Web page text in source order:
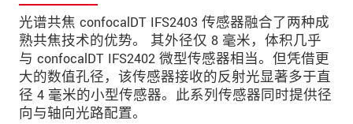
光谱共焦 confocalDT IFS2403 传感器融合了两种成
熟共焦技术的优势。 其外径仅 8 毫米，体积几乎
与 confocalDT IFS2402 微型传感器相当。但凭借更
大的数值孔径，该传感器接收的反射光显著多于直
径 4 毫米的小型传感器。此系列传感器同时提供径
向与轴向光路配置。
电话
电子邮件*
留言*